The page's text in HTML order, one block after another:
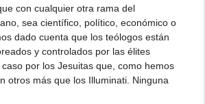
con cualquier otra rama del
sea científico, político, económico o
dado cuenta que los teólogos están
y controlados por las élites
por los Jesuitas que, como hemos
otros más que los Illuminati. Ninguna